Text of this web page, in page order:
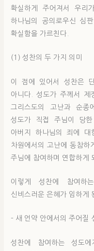
확실하게 주어져서 우리
하나님의 공의로우신 심
확실함을 가르친다.
(1) 성찬의 두 가지 의미
이 점에 있어서 성찬은
아니다. 성도가 주께서 제
그리스도의 고난과 순종
성도가 직접 주님이 당
아버지 하나님의 죄에
차원에서의 고난에 동참하
주님에 참여하며 연합하게
이렇게 성찬에 참여하
신비스러운 은혜가 임하게
– 새 언약 안에서의 주어질
성찬에 참여하는 성도